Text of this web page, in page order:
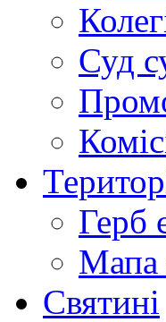
Суд
Герб
Мапа
Святині